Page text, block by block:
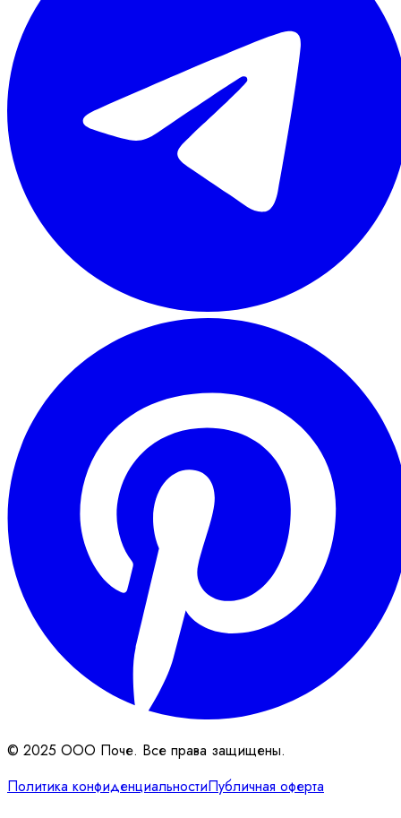
© 2025 ООО Поче. Все права защищены.
Политика конфиденциальностиПубличная оферта